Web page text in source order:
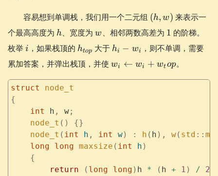
容易想到单调栈，我们用一个二元组 (h,
w)
(h, w) 来表示一
个最高高度为 h
h、宽度为 w
w 、相邻两数高差为 1
1 的阶梯。
枚举i
i ，如果栈顶的 h_{top}
htop 大于 h_i
w_i
hi − wi
，则不单调，需要
累加答案，并弹出栈顶，并使 w_i
wi ← wi + wtop。
struct node_t
{
    int
h , w;
    node_t
()
{}
    node_t
( int h , int w) : h ( h ), w( std ::
    long
long maxsize ( int h )
    {
        return
( long long ) h * ( h + 1 ) / 2